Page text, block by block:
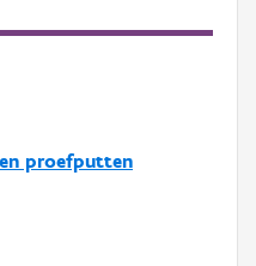
proefputten